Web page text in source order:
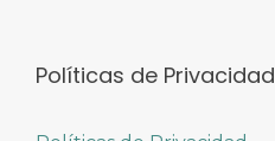
Políticas de Privacidad